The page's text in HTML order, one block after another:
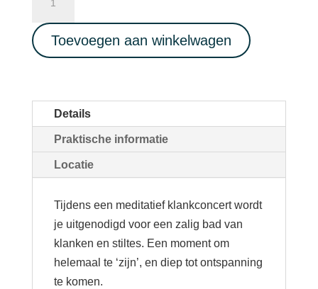
04/01/2023
aantal
Toevoegen aan winkelwagen
Details
Praktische informatie
Locatie
Tijdens een meditatief klankconcert wordt
je uitgenodigd voor een zalig bad van
klanken en stiltes. Een moment om
helemaal te ‘zijn’, en diep tot ontspanning
te komen.